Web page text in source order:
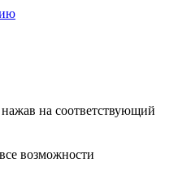
на соответствующий
возможности